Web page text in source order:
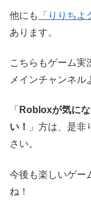
他にも 「りりち
あります。
こちらもゲーム実
メインチャンネル
「 Robloxが気にな
い！
」方は、是
さい。
今後も楽しいゲー
ね！